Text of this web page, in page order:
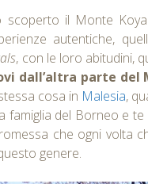
scoperto il Monte
autentiche,
, con le loro abitudini,
dall’altra parte del
cosa in Malesia,
famiglia del Borneo e
che ogni volta
genere.